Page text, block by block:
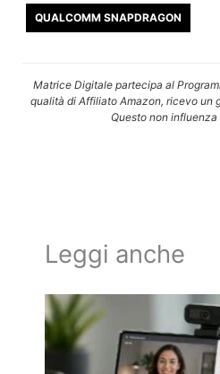
QUALCOMM SNAPDRAGON
Matrice Digitale partecipa al
qualità di Affiliato Amazon, ricevo un
Questo non
Leggi anche